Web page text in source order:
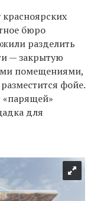
бюро
разделить
— закрытую
помещениями,
фойе.
«парящей»
для